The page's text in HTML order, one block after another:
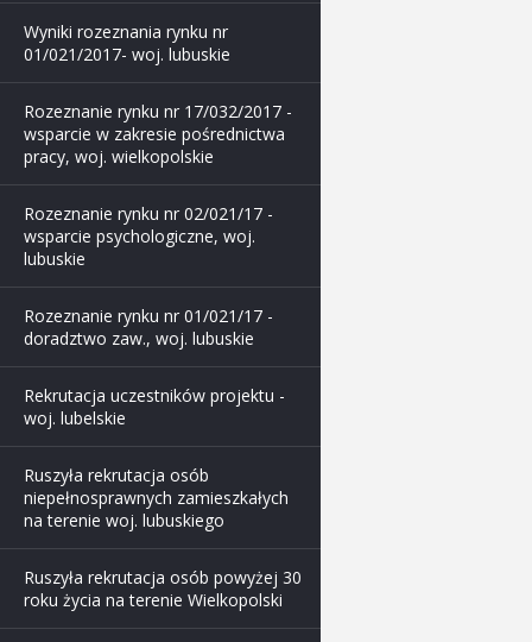
Wyniki rozeznania rynku nr
01/021/2017- woj. lubuskie
Rozeznanie rynku nr 17/032/2017 -
wsparcie w zakresie pośrednictwa
pracy, woj. wielkopolskie
Rozeznanie rynku nr 02/021/17 -
wsparcie psychologiczne, woj.
lubuskie
Rozeznanie rynku nr 01/021/17 -
doradztwo zaw., woj. lubuskie
Rekrutacja uczestników projektu -
woj. lubelskie
Ruszyła rekrutacja osób
niepełnosprawnych zamieszkałych
na terenie woj. lubuskiego
Ruszyła rekrutacja osób powyżej 30
roku życia na terenie Wielkopolski